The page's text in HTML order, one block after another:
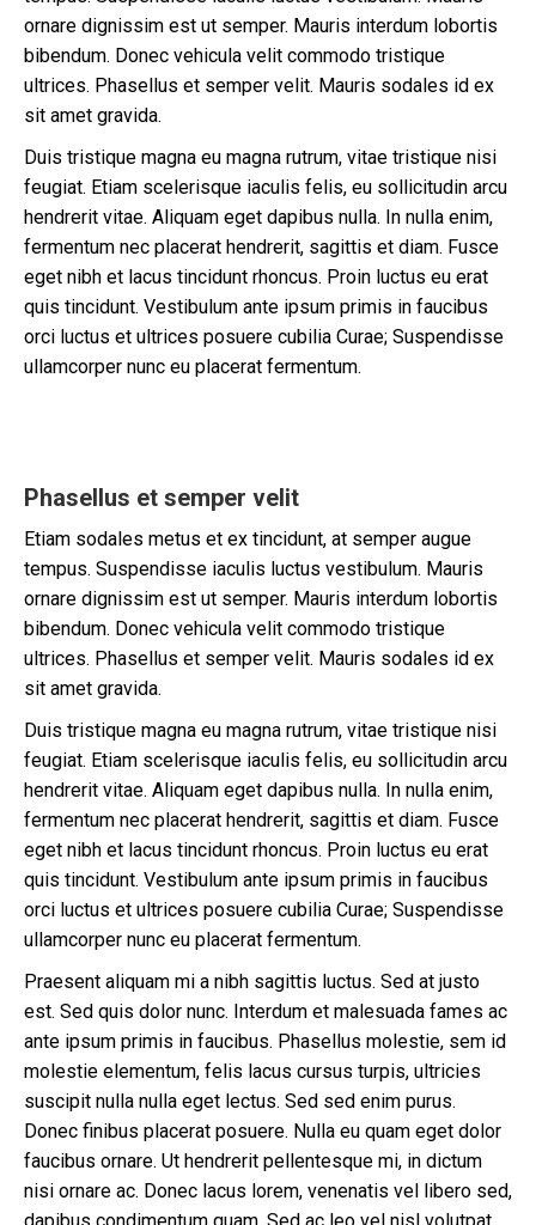
ornare dignissim est ut semper. Mauris interdum lobortis
bibendum. Donec vehicula velit commodo tristique
ultrices. Phasellus et semper velit. Mauris sodales id ex
sit amet gravida.
Duis tristique magna eu magna rutrum, vitae tristique nisi
feugiat. Etiam scelerisque iaculis felis, eu sollicitudin arcu
hendrerit vitae. Aliquam eget dapibus nulla. In nulla enim,
fermentum nec placerat hendrerit, sagittis et diam. Fusce
eget nibh et lacus tincidunt rhoncus. Proin luctus eu erat
quis tincidunt. Vestibulum ante ipsum primis in faucibus
orci luctus et ultrices posuere cubilia Curae; Suspendisse
ullamcorper nunc eu placerat fermentum.
Phasellus et semper velit
Etiam sodales metus et ex tincidunt, at semper augue
tempus. Suspendisse iaculis luctus vestibulum. Mauris
ornare dignissim est ut semper. Mauris interdum lobortis
bibendum. Donec vehicula velit commodo tristique
ultrices. Phasellus et semper velit. Mauris sodales id ex
sit amet gravida.
Duis tristique magna eu magna rutrum, vitae tristique nisi
feugiat. Etiam scelerisque iaculis felis, eu sollicitudin arcu
hendrerit vitae. Aliquam eget dapibus nulla. In nulla enim,
fermentum nec placerat hendrerit, sagittis et diam. Fusce
eget nibh et lacus tincidunt rhoncus. Proin luctus eu erat
quis tincidunt. Vestibulum ante ipsum primis in faucibus
orci luctus et ultrices posuere cubilia Curae; Suspendisse
ullamcorper nunc eu placerat fermentum.
Praesent aliquam mi a nibh sagittis luctus. Sed at justo
est. Sed quis dolor nunc. Interdum et malesuada fames ac
ante ipsum primis in faucibus. Phasellus molestie, sem id
molestie elementum, felis lacus cursus turpis, ultricies
suscipit nulla nulla eget lectus. Sed sed enim purus.
Donec finibus placerat posuere. Nulla eu quam eget dolor
faucibus ornare. Ut hendrerit pellentesque mi, in dictum
nisi ornare ac. Donec lacus lorem, venenatis vel libero sed,